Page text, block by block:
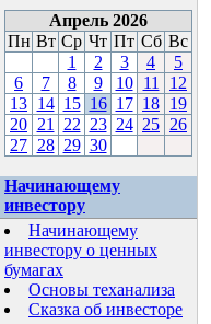
Апрель 2026
Пн Вт Ср Чт Пт Сб Вс
1
2 3 4
5
6
7 8 9 10 11
12
13 14 15 16 17 18 19
20 21 22 23 24 25 26
27 28 29 30
Начинающему
инвестору
Начинающему
инвестору о ценных
бумагах
Основы теханализа
Сказка об инвесторе